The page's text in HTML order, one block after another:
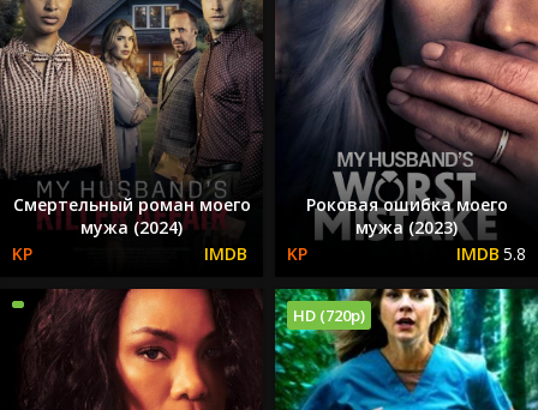
Смертельный роман моего
мужа (2024)
Роковая ошибка моего
мужа (2023)
5.8
HD (720p)